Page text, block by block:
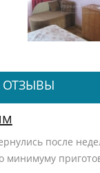
ОТЗЫВЫ
после
минимуму